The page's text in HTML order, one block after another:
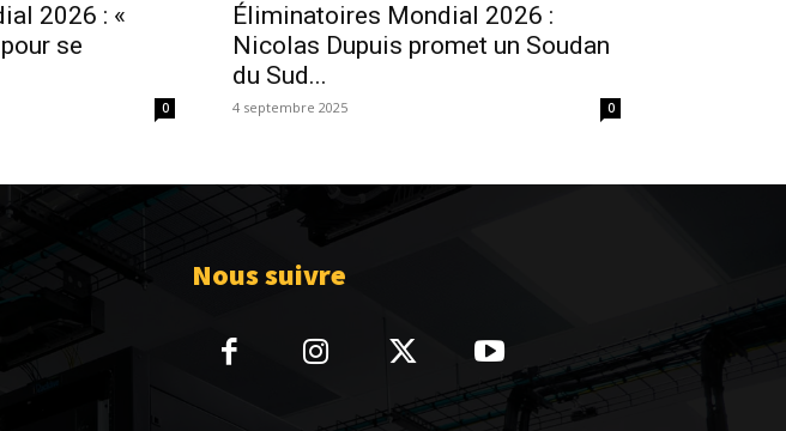
2026 : «
se
0
Éliminatoires Mondial 2026 :
Nicolas Dupuis promet un Soudan
du Sud...
4 septembre 2025 0
Nous suivre